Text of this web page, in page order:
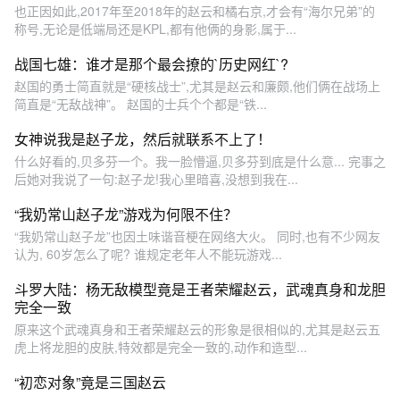
也正因如此,2017年至2018年的赵云和橘右京,才会有“海尔兄弟”的
称号,无论是低端局还是KPL,都有他俩的身影,属于...
战国七雄：谁才是那个最会撩的`历史网红`?
赵国的勇士简直就是“硬核战士”,尤其是赵云和廉颇,他们俩在战场上
简直是“无敌战神”。 赵国的士兵个个都是“铁...
女神说我是赵子龙，然后就联系不上了！
什么好看的,贝多芬一个。我一脸懵逼,贝多芬到底是什么意... 完事之
后她对我说了一句:赵子龙!我心里暗喜,没想到我在...
“我奶常山赵子龙”游戏为何限不住？
“我奶常山赵子龙”也因土味谐音梗在网络大火。 同时,也有不少网友
认为, 60岁怎么了呢? 谁规定老年人不能玩游戏...
斗罗大陆：杨无敌模型竟是王者荣耀赵云，武魂真身和龙胆
完全一致
原来这个武魂真身和王者荣耀赵云的形象是很相似的,尤其是赵云五
虎上将龙胆的皮肤,特效都是完全一致的,动作和造型...
“初恋对象”竟是三国赵云